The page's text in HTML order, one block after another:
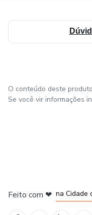
O conteúdo deste
Se você vir informações
Feito com ❤ na Cidade